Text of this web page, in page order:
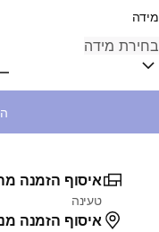
מידה
איסוף הזמנה
טעינה
איסוף הזמנה